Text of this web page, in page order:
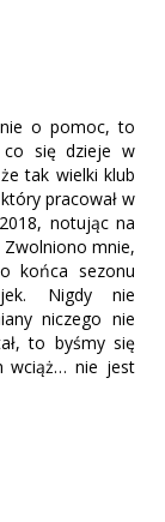
o pomoc, to
co się dzieje w
tak wielki klub
pracował w
notując na
Zwolniono mnie,
końca sezonu
Nigdy nie
niczego nie
to byśmy się
wciąż… nie jest